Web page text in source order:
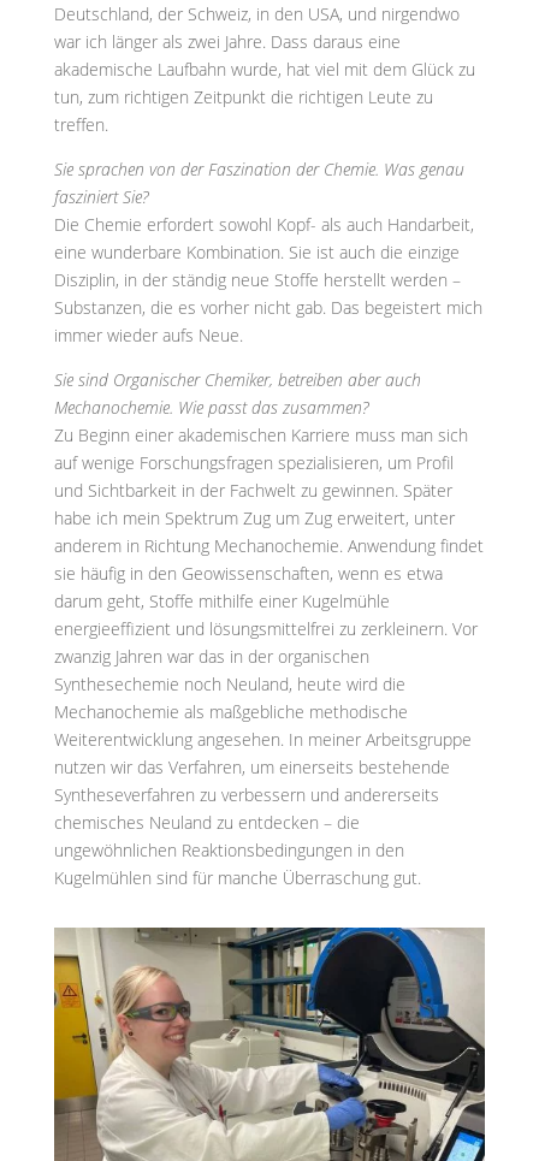
Deutschland, der Schweiz, in den USA, und nirgendwo
war ich länger als zwei Jahre. Dass daraus eine
akademische Laufbahn wurde, hat viel mit dem Glück zu
tun, zum richtigen Zeitpunkt die richtigen Leute zu
treffen.
Sie sprachen von der Faszination der Chemie. Was genau
fasziniert Sie?
Die Chemie erfordert sowohl Kopf- als auch Handarbeit,
eine wunderbare Kombination. Sie ist auch die einzige
Disziplin, in der ständig neue Stoffe herstellt werden –
Substanzen, die es vorher nicht gab. Das begeistert mich
immer wieder aufs Neue.
Sie sind Organischer Chemiker, betreiben aber auch
Mechanochemie. Wie passt das zusammen?
Zu Beginn einer akademischen Karriere muss man sich
auf wenige Forschungsfragen spezialisieren, um Profil
und Sichtbarkeit in der Fachwelt zu gewinnen. Später
habe ich mein Spektrum Zug um Zug erweitert, unter
anderem in Richtung Mechanochemie. Anwendung findet
sie häufig in den Geowissenschaften, wenn es etwa
darum geht, Stoffe mithilfe einer Kugelmühle
energieeffizient und lösungsmittelfrei zu zerkleinern. Vor
zwanzig Jahren war das in der organischen
Synthesechemie noch Neuland, heute wird die
Mechanochemie als maßgebliche methodische
Weiterentwicklung angesehen. In meiner Arbeitsgruppe
nutzen wir das Verfahren, um einerseits bestehende
Syntheseverfahren zu verbessern und andererseits
chemisches Neuland zu entdecken – die
ungewöhnlichen Reaktionsbedingungen in den
Kugelmühlen sind für manche Überraschung gut.